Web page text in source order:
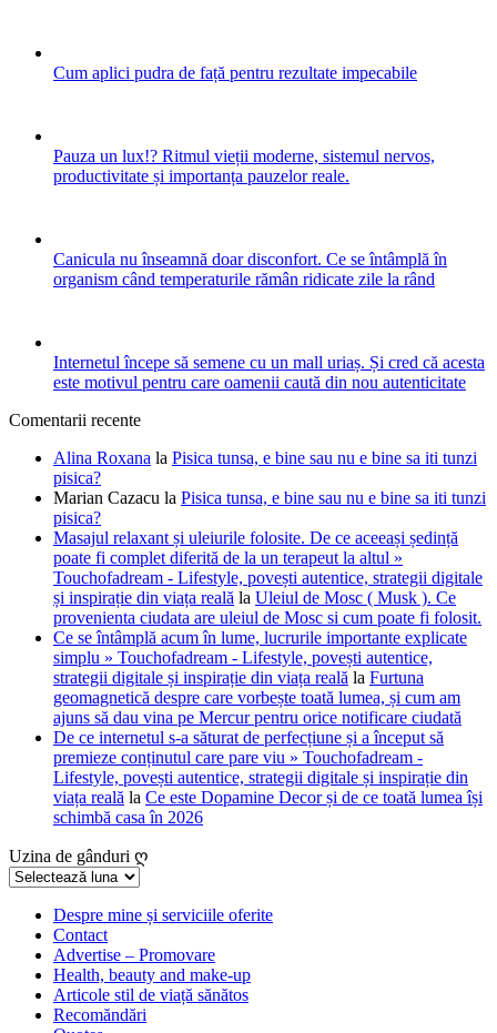
Cum aplici pudra de față pentru rezultate impecabile
Pauza un lux!? Ritmul vieții moderne, sistemul nervos,
productivitate și importanța pauzelor reale.
Canicula nu înseamnă doar disconfort. Ce se întâmplă în
organism când temperaturile rămân ridicate zile la rând
Internetul începe să semene cu un mall uriaș. Și cred că acesta
este motivul pentru care oamenii caută din nou autenticitate
Comentarii recente
Alina Roxana la Pisica tunsa, e bine sau nu e bine sa iti tunzi
pisica?
Marian Cazacu la Pisica tunsa, e bine sau nu e bine sa iti tunzi
pisica?
Masajul relaxant și uleiurile folosite. De ce aceeași ședință
poate fi complet diferită de la un terapeut la altul »
Touchofadream - Lifestyle, povești autentice, strategii digitale
și inspirație din viața reală la Uleiul de Mosc ( Musk ). Ce
provenienta ciudata are uleiul de Mosc si cum poate fi folosit.
Ce se întâmplă acum în lume, lucrurile importante explicate
simplu » Touchofadream - Lifestyle, povești autentice,
strategii digitale și inspirație din viața reală la Furtuna
geomagnetică despre care vorbește toată lumea, și cum am
ajuns să dau vina pe Mercur pentru orice notificare ciudată
De ce internetul s-a săturat de perfecțiune și a început să
premieze conținutul care pare viu » Touchofadream -
Lifestyle, povești autentice, strategii digitale și inspirație din
viața reală la Ce este Dopamine Decor și de ce toată lumea își
schimbă casa în 2026
Uzina de gânduri ღ
Uzina
gânduriDespre mine și serviciile oferite
Contact
Advertise – Promovare
Health, beauty and make-up
Articole stil de viață sănătos
Recomăndări